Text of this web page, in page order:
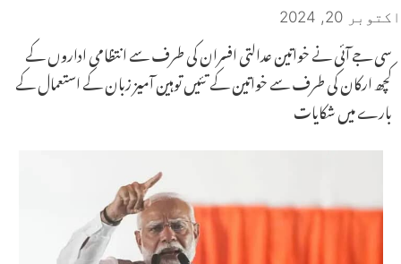
اکتوبر 20, 2024
سی جے آئی نے خواتین عدالتی افسران کی طرف سے انتظامی اداروں کے
کچھ ارکان کی طرف سے خواتین کے تئیں توہین آمیز زبان کے استعمال کے
بارے میں شکایات